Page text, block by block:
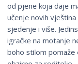
od pjene koja daje
učenje novih
sjedenje i više.
igračke na motanje
boho stilom pomaže